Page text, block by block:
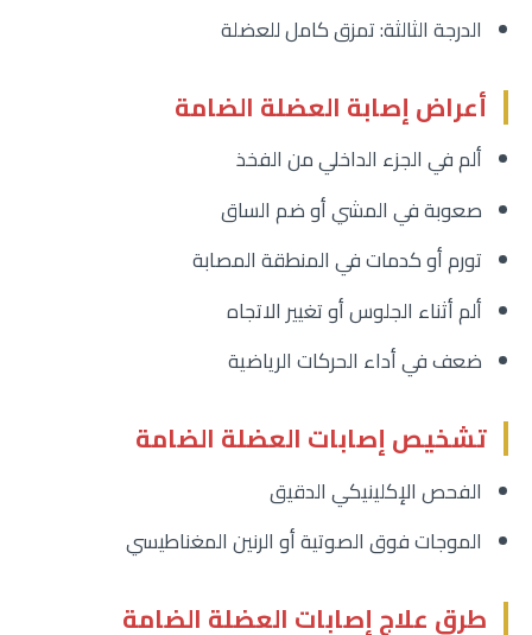
الدرجة الثالثة: تمزق كامل للعضلة
أعراض إصابة العضلة الضامة
ألم في الجزء الداخلي من الفخذ
صعوبة في المشي أو ضم الساق
تورم أو كدمات في المنطقة المصابة
ألم أثناء الجلوس أو تغيير الاتجاه
ضعف في أداء الحركات الرياضية
تشخيص إصابات العضلة الضامة
الفحص الإكلينيكي الدقيق
الموجات فوق الصوتية أو الرنين المغناطيسي
طرق علاج إصابات العضلة الضامة